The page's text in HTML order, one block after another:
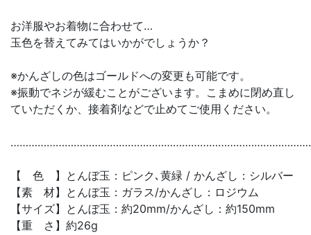
お洋服やお着物に合わせて…
玉色を替えてみてはいかがでしょうか？
※かんざしの色はゴールドへの変更も可能です。
※振動でネジが緩むことがございます。こまめに閉め直し
ていただくか、接着剤などで止めてご使用ください。
【 色 】とんぼ玉：ピンク､黄緑 / かんざし：シルバー
【素 材】とんぼ玉：ガラス/かんざし：ロジウム
【サイズ】とんぼ玉：約20mm/かんざし：約150mm
【重 さ】約26g